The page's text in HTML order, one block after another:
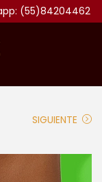
(55)84204462
SIGUIENTE